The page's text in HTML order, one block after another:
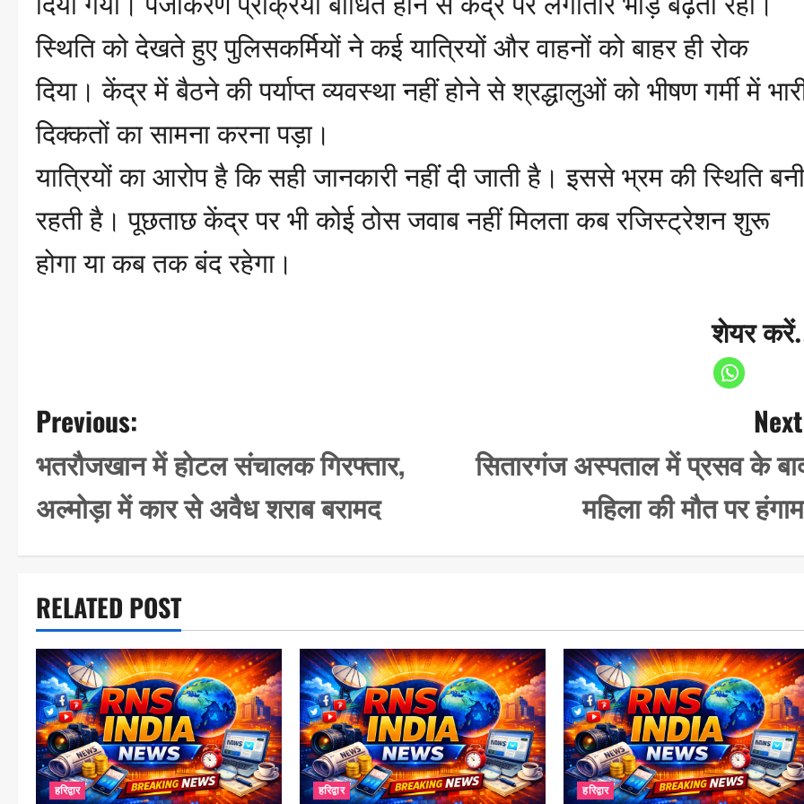
स्थिति को देखते हुए पुलिसकर्मियों ने कई यात्रियों और वाहनों को बाहर ही रोक
दिया। केंद्र में बैठने की पर्याप्त व्यवस्था नहीं होने से श्रद्धालुओं को भीषण गर्मी में
दिक्कतों का सामना करना पड़ा।
यात्रियों का आरोप है कि सही जानकारी नहीं दी जाती है। इससे भ्रम की स्थिति बनी
रहती है। पूछताछ केंद्र पर भी कोई ठोस जवाब नहीं मिलता कब रजिस्ट्रेशन शुरू
होगा या कब तक बंद रहेगा।
शेयर
P
s
t
v
i
g
a
t
i
Previous:
भतरौजखान में होटल संचालक गिरफ्तार,
अल्मोड़ा में कार से अवैध शराब बरामद
सितारगंज अस्पताल में प्रसव के
महिला की मौत पर
RELATED POST
हरिद्वार हरिद्वार हरिद्वार